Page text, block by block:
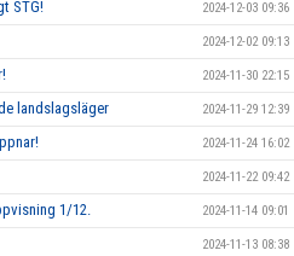
STG! 2024-12-03 09:36
2024-12-02 09:13
2024-11-30 22:15
landslagsläger 2024-11-29 12:39
2024-11-24 16:02
2024-11-22 09:42
1/12. 2024-11-14 09:01
2024-11-13 08:38